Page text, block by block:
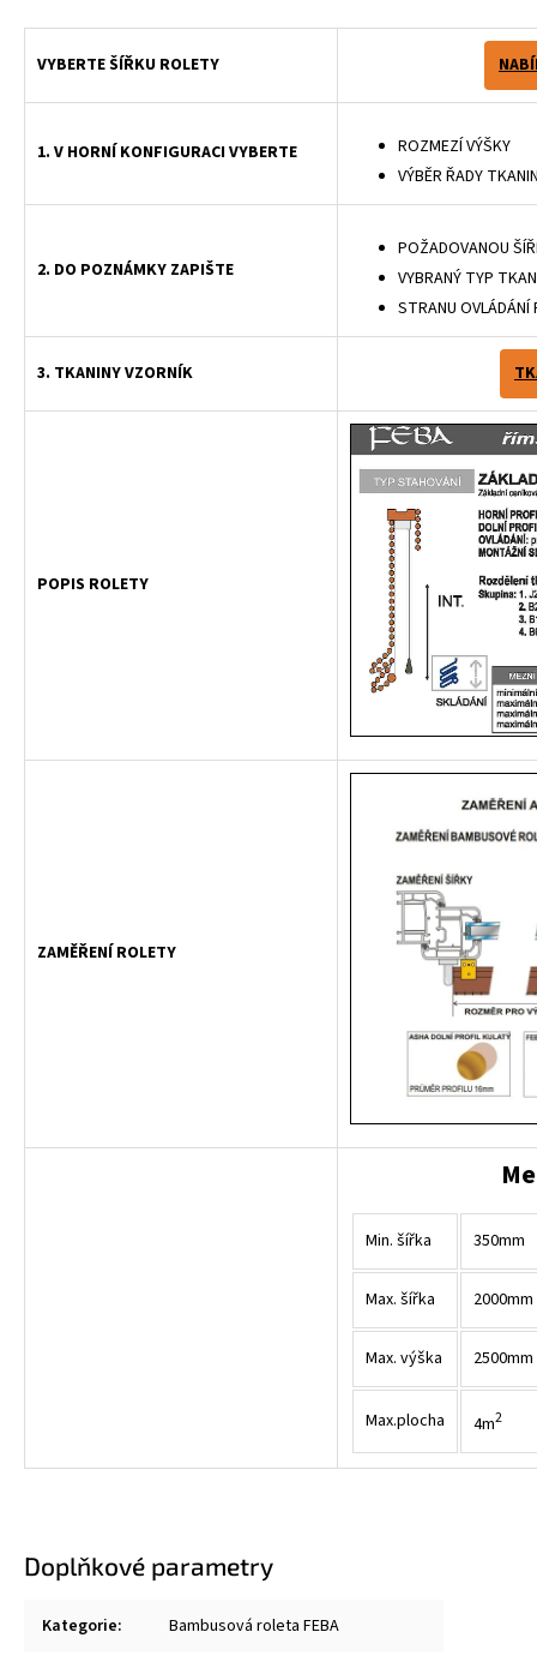
VYBERTE ŠÍŘKU ROLETY
1. V HORNÍ KONFIGURACI VYBERTE
ROZMEZÍ VÝŠKY
VÝBĚR ŘADY
2. DO POZNÁMKY ZAPIŠTE
POŽADOVANOU
VYBRANÝ TYP
STRANU OVLÁDÁNÍ
3. TKANINY VZORNÍK
POPIS ROLETY
ZAMĚŘENÍ ROLETY
Min. šířka 350mm
Max. šířka 2000mm
Max. výška 2500mm
Max.plocha 4m2
Doplňkové parametry
Kategorie: Bambusová roleta FEBA